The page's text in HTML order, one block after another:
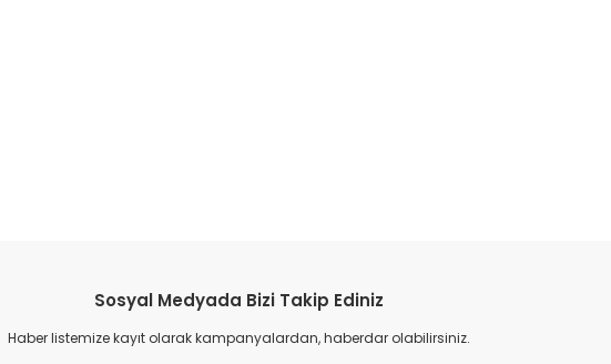
Sosyal Medyada Bizi Takip Ediniz
Haber listemize kayıt olarak kampanyalardan, haberdar olabilirsiniz.